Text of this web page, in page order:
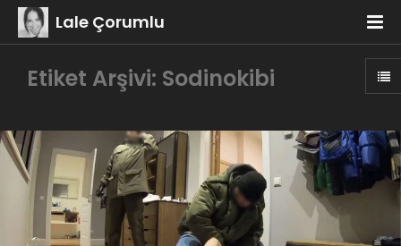
Lale Çorumlu
Etiket Arşivi: Sodinokibi